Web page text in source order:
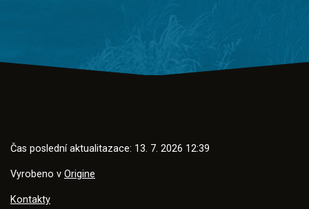
Čas poslední aktualitazace: 13. 7. 2026 12:39
Vyrobeno v Origine
Kontakty